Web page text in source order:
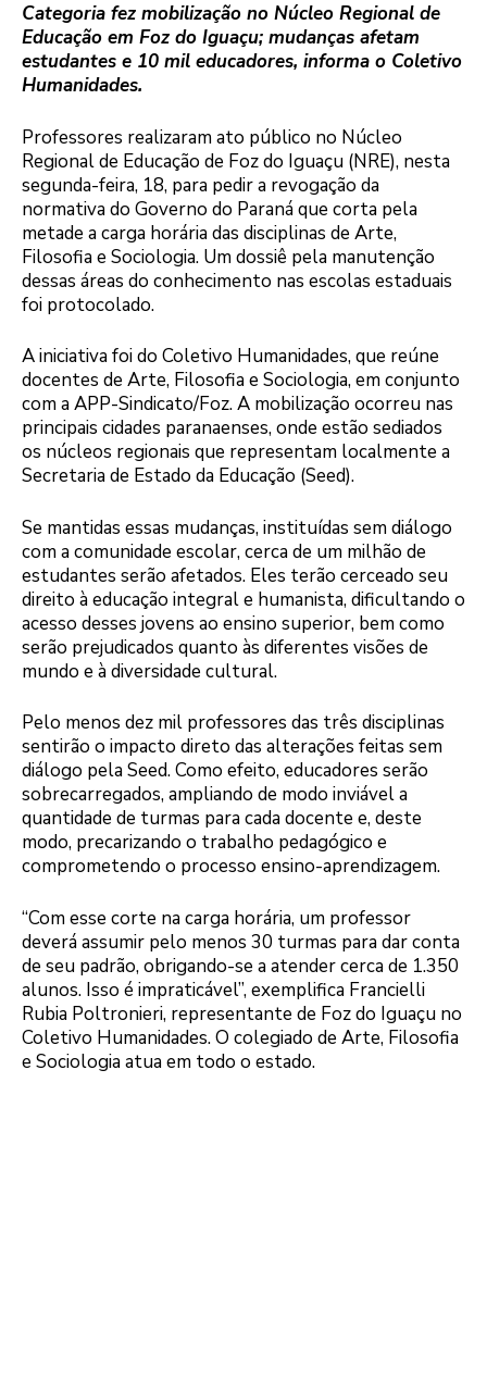
Categoria fez mobilização no Núcleo Regional de
Educação em Foz do Iguaçu; mudanças afetam
estudantes e 10 mil educadores, informa o Coletivo
Humanidades.
Professores realizaram ato público no Núcleo
Regional de Educação de Foz do Iguaçu (NRE), nesta
segunda-feira, 18, para pedir a revogação da
normativa do Governo do Paraná que corta pela
metade a carga horária das disciplinas de Arte,
Filosofia e Sociologia. Um dossiê pela manutenção
dessas áreas do conhecimento nas escolas estaduais
foi protocolado.
A iniciativa foi do Coletivo Humanidades, que reúne
docentes de Arte, Filosofia e Sociologia, em conjunto
com a APP-Sindicato/Foz. A mobilização ocorreu nas
principais cidades paranaenses, onde estão sediados
os núcleos regionais que representam localmente a
Secretaria de Estado da Educação (Seed).
Se mantidas essas mudanças, instituídas sem diálogo
com a comunidade escolar, cerca de um milhão de
estudantes serão afetados. Eles terão cerceado seu
direito à educação integral e humanista, dificultando o
acesso desses jovens ao ensino superior, bem como
serão prejudicados quanto às diferentes visões de
mundo e à diversidade cultural.
Pelo menos dez mil professores das três disciplinas
sentirão o impacto direto das alterações feitas sem
diálogo pela Seed. Como efeito, educadores serão
sobrecarregados, ampliando de modo inviável a
quantidade de turmas para cada docente e, deste
modo, precarizando o trabalho pedagógico e
comprometendo o processo ensino-aprendizagem.
“Com esse corte na carga horária, um professor
deverá assumir pelo menos 30 turmas para dar conta
de seu padrão, obrigando-se a atender cerca de 1.350
alunos. Isso é impraticável”, exemplifica Francielli
Rubia Poltronieri, representante de Foz do Iguaçu no
Coletivo Humanidades. O colegiado de Arte, Filosofia
e Sociologia atua em todo o estado.